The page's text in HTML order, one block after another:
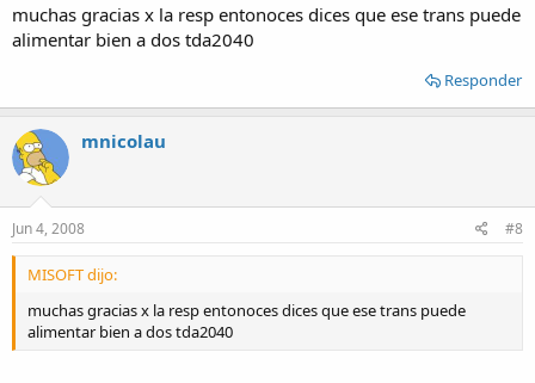
muchas gracias x la resp entonoces dices que ese trans puede
alimentar bien a dos tda2040
Responder
mnicolau
Jun 4, 2008 #8
MISOFT dijo:
muchas gracias x la resp entonoces dices que ese trans puede
alimentar bien a dos tda2040